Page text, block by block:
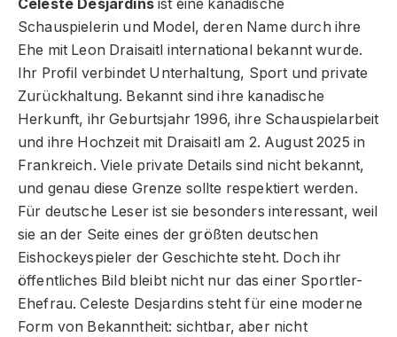
Celeste Desjardinsist eine kanadische
Schauspielerin und Model, deren Name durch ihre
Ehe mit Leon Draisaitl international bekannt wurde.
Ihr Profil verbindet Unterhaltung, Sport und private
Zurückhaltung. Bekannt sind ihre kanadische
Herkunft, ihr Geburtsjahr 1996, ihre Schauspielarbeit
und ihre Hochzeit mit Draisaitl am 2. August 2025 in
Frankreich. Viele private Details sind nicht bekannt,
und genau diese Grenze sollte respektiert werden.
Für deutsche Leser ist sie besonders interessant, weil
sie an der Seite eines der größten deutschen
Eishockeyspieler der Geschichte steht. Doch ihr
öffentliches Bild bleibt nicht nur das einer Sportler-
Ehefrau. Celeste Desjardins steht für eine moderne
Form von Bekanntheit: sichtbar, aber nicht